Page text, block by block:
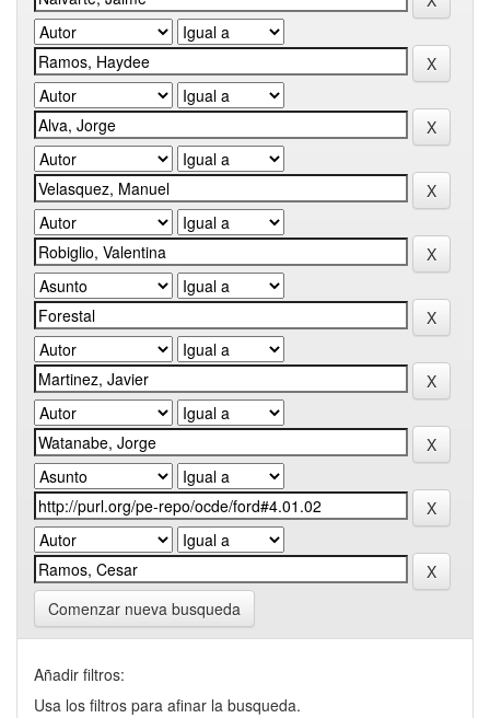
Comenzar nueva busqueda
Añadir filtros:
Usa los filtros para afinar la busqueda.